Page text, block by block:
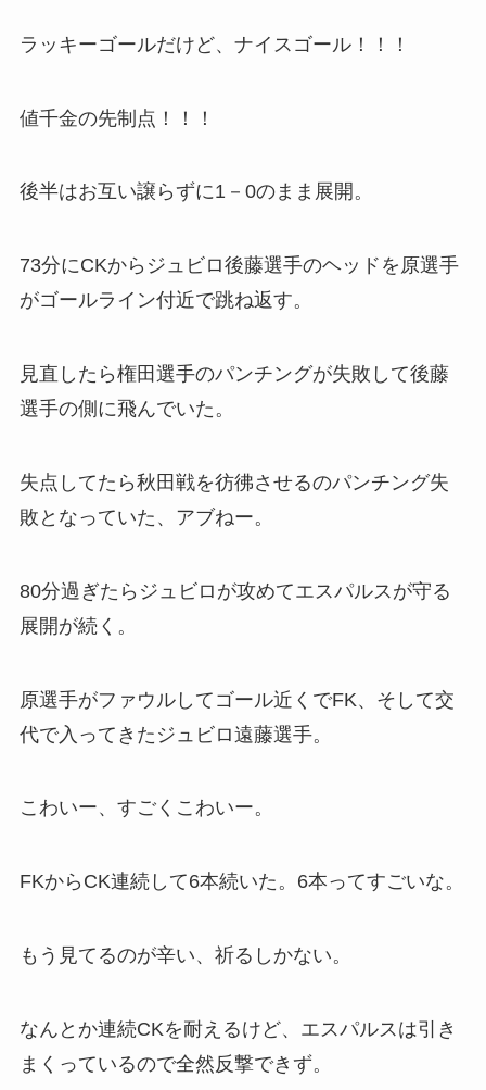
ラッキーゴールだけど、ナイスゴール！！！
値千金の先制点！！！
後半はお互い譲らずに1－0のまま展開。
73分にCKからジュビロ後藤選手のヘッドを原選手
がゴールライン付近で跳ね返す。
見直したら権田選手のパンチングが失敗して後藤
選手の側に飛んでいた。
失点してたら秋田戦を彷彿させるのパンチング失
敗となっていた、アブねー。
80分過ぎたらジュビロが攻めてエスパルスが守る
展開が続く。
原選手がファウルしてゴール近くでFK、そして交
代で入ってきたジュビロ遠藤選手。
こわいー、すごくこわいー。
FKからCK連続して6本続いた。6本ってすごいな。
もう見てるのが辛い、祈るしかない。
なんとか連続CKを耐えるけど、エスパルスは引き
まくっているので全然反撃できず。